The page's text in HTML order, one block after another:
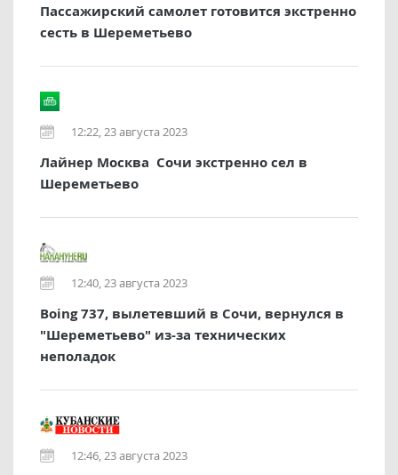
Пассажирский самолет готовится экстренно
сесть в Шереметьево
12:22, 23 августа 2023
Лайнер Москва  Сочи экстренно сел в
Шереметьево
12:40, 23 августа 2023
Boing 737, вылетевший в Сочи, вернулся в
"Шереметьево" из-за технических
неполадок
12:46, 23 августа 2023